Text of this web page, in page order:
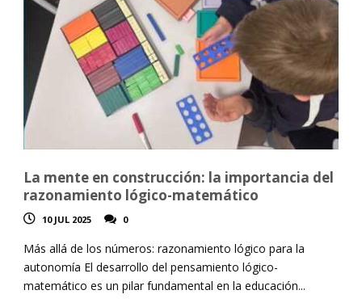
La mente en construcción: la importancia del
razonamiento lógico-matemático
10 JUL 2025 0
Más allá de los números: razonamiento lógico para la
autonomía El desarrollo del pensamiento lógico-
matemático es un pilar fundamental en la educación...